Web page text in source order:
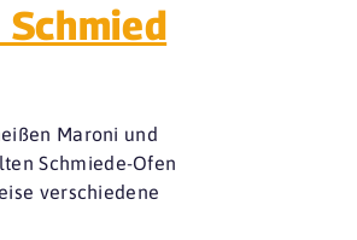
Maroni und
Schmiede-Ofen
verschiedene